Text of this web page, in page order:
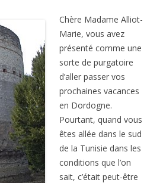
Chère Madame Alliot-
Marie, vous avez
présenté comme une
sorte de purgatoire
d’aller passer vos
prochaines vacances
en Dordogne.
Pourtant, quand vous
êtes allée dans le sud
de la Tunisie dans les
conditions que l’on
sait, c’était peut-être